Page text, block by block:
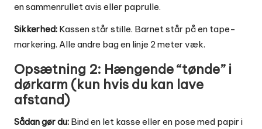
en sammenrullet avis eller paprulle.
Sikkerhed: Kassen står stille. Barnet står på en tape-
markering. Alle andre bag en linje 2 meter væk.
Opsætning 2: Hængende “tønde” i
dørkarm (kun hvis du kan lave
afstand)
Sådan gør du: Bind en let kasse eller en pose med papir i